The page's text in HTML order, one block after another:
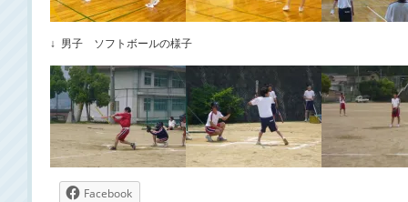
↓ 男子 ソフトボールの様子
Facebook